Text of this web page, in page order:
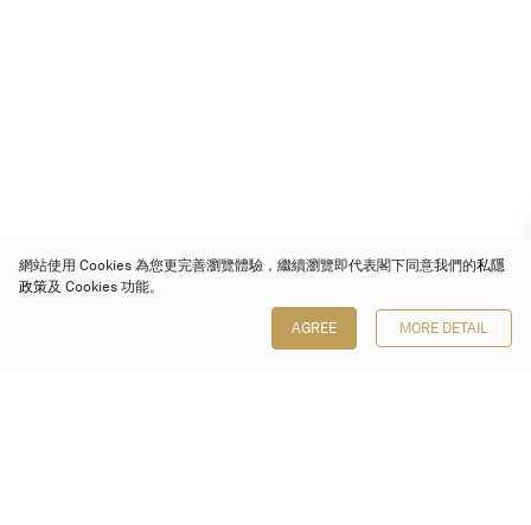
網站使用 Cookies 為您更完善瀏覽體驗，繼續瀏覽即代表閣下同意我們的私隱
政策及 Cookies 功能。
AGREE MORE DETAIL